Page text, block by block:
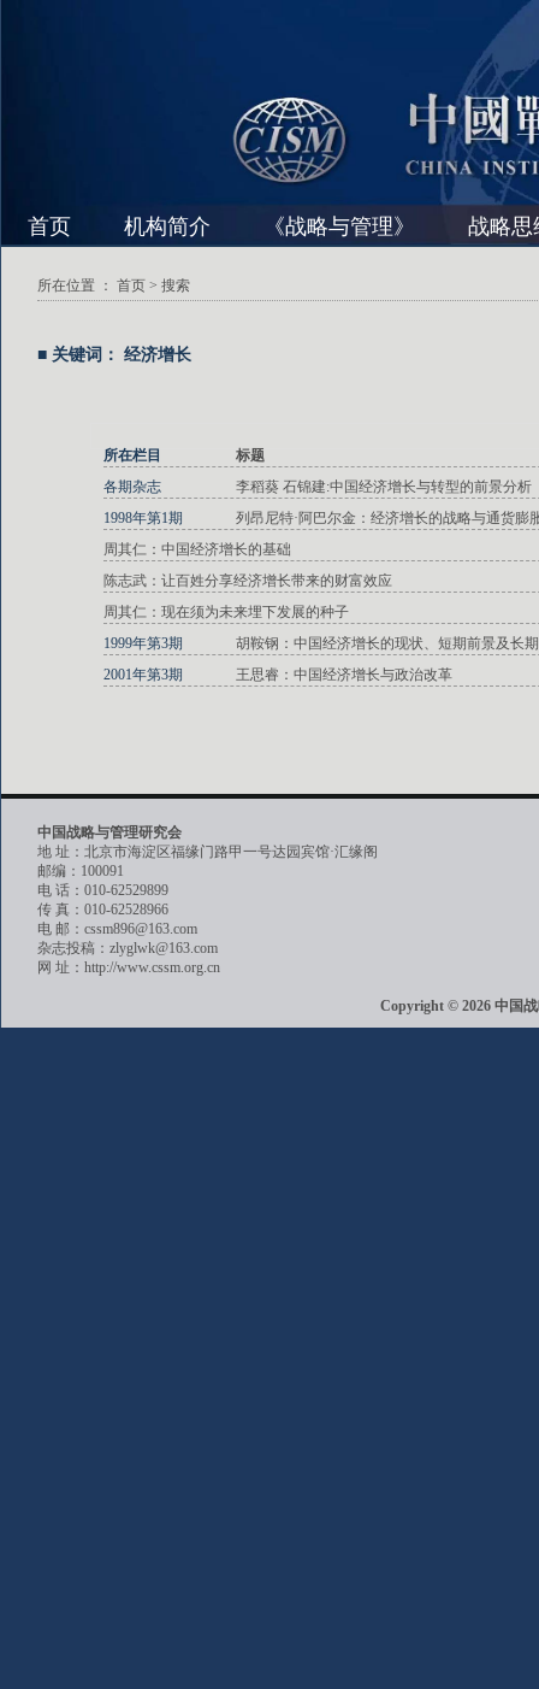
首页 机构简介 《战略与管理》 战略思
所在位置 ： 首页 > 搜索
■ 关键词： 经济增长
所在栏目
标题
各期杂志
李稻葵 石锦建:中国经济增长与转型的前景分析
1998年第1期
列昂尼特·阿巴尔金：经济增长的战略与通货膨
周其仁：中国经济增长的基础
陈志武：让百姓分享经济增长带来的财富效应
周其仁：现在须为未来埋下发展的种子
1999年第3期
胡鞍钢：中国经济增长的现状、短期前景及长
2001年第3期
王思睿：中国经济增长与政治改革
中国战略与管理研究会
地 址：北京市海淀区福缘门路甲一号达园宾馆·汇缘阁
邮编：100091
电 话：010-62529899
传 真：010-62528966
电 邮：cssm896@163.com
杂志投稿：zlyglwk@163.com
网 址：http://www.cssm.org.cn
Copyright © 2026 中国